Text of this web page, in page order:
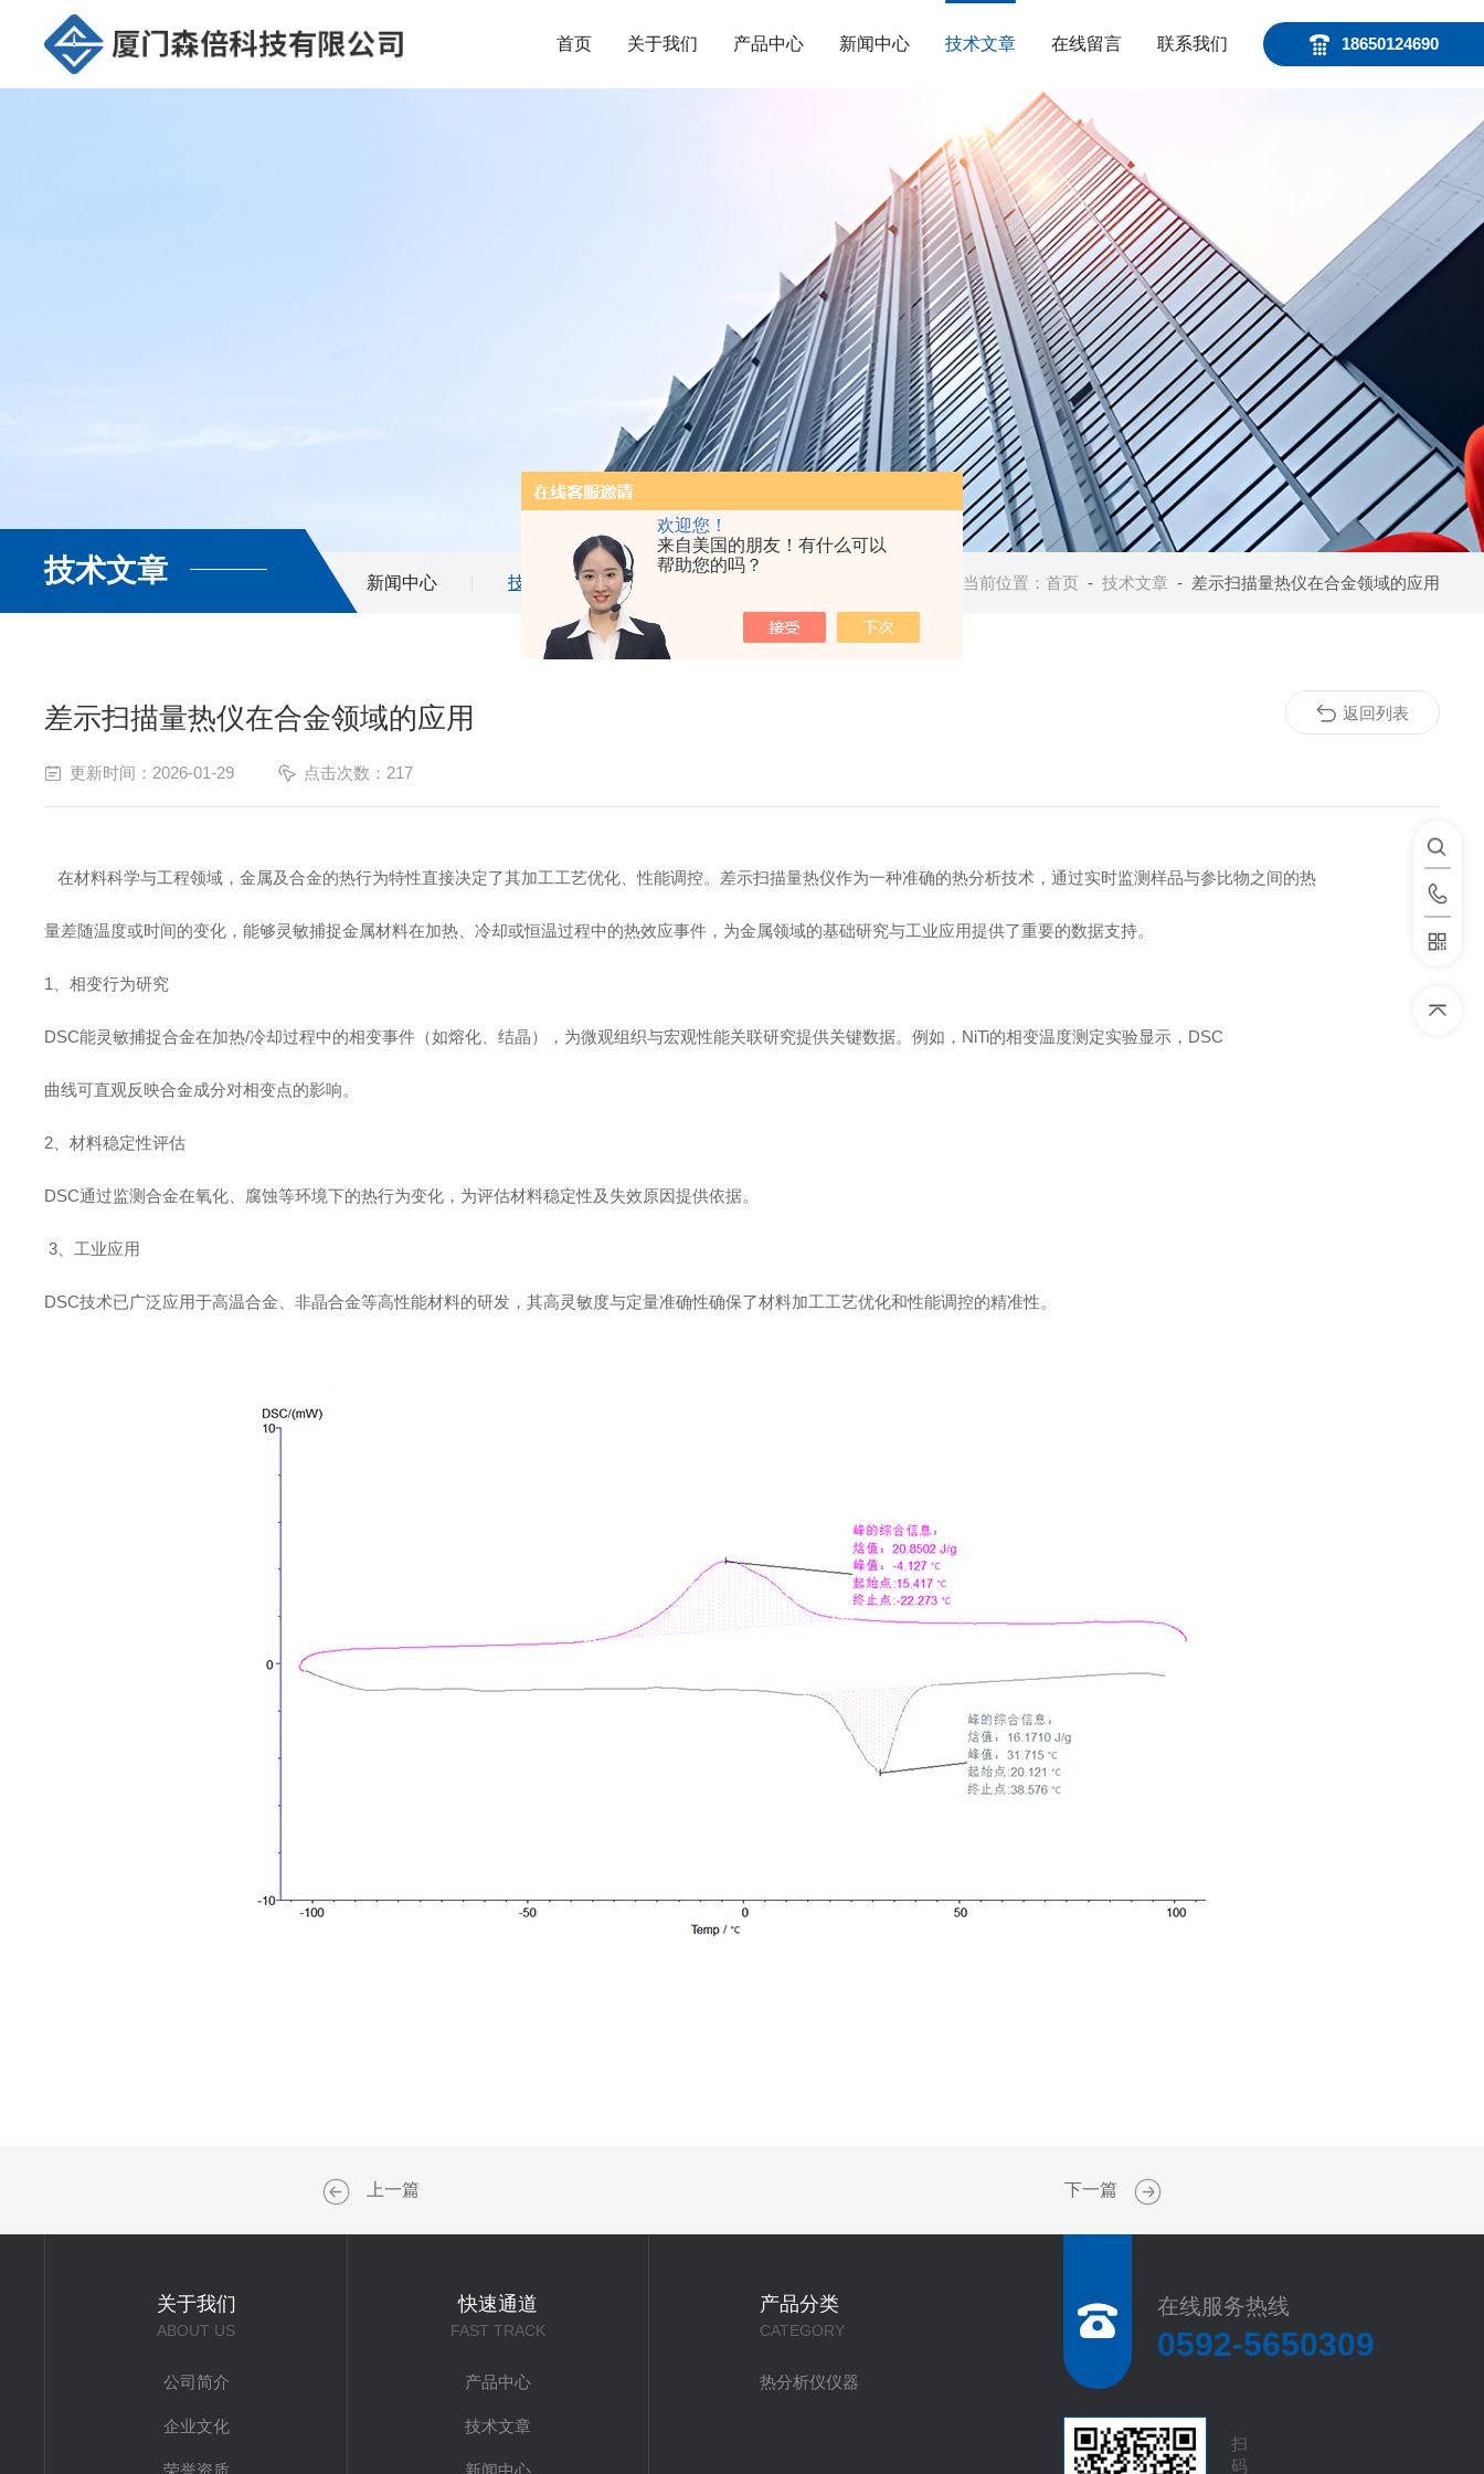
欢迎您！
来自美国的朋友！有什么可以
帮助您的吗？
18650124690
首页 关于我们 产品中心 新闻中心 技术文章 在线留言 联系我们
技术文章 新闻中心 技术文章 当前位置： 首页 - 技术文章 - 差示扫描量热仪在合金领域的应用
差示扫描量热仪在合金领域的应用
更新时间：2026-01-29 点击次数：217
在材料科学与工程领域，金属及合金的热行为特性直接决定了其加工工艺优化、性能调控。差示扫描量热仪作为一种准确的热分析技术，通过实时监测样品与参比物之间的热
量差随温度或时间的变化，能够灵敏捕捉金属材料在加热、冷却或恒温过程中的热效应事件，为金属领域的基础研究与工业应用提供了重要的数据支持。
1、相变行为研究
DSC能灵敏捕捉合金在加热/冷却过程中的相变事件（如熔化、结晶），为微观组织与宏观性能关联研究提供关键数据。例如，NiTi的相变温度测定实验显示，DSC
曲线可直观反映合金成分对相变点的影响。 ‌
2、材料稳定性评估
DSC通过监测合金在氧化、腐蚀等环境下的热行为变化，为评估材料稳定性及失效原因提供依据。
‌3、工业应用
DSC技术已广泛应用于高温合金、非晶合金等高性能材料的研发，其高灵敏度与定量准确性确保了材料加工工艺优化和性能调控的精准性。
返回列表
上一篇 下一篇
关于我们
ABOUT US
公司简介
企业文化
荣誉资质
快速通道
FAST TRACK
产品中心
技术文章
新闻中心
产品分类
CATEGORY
热分析仪仪器
在线服务热线
0592-5650309
扫
码